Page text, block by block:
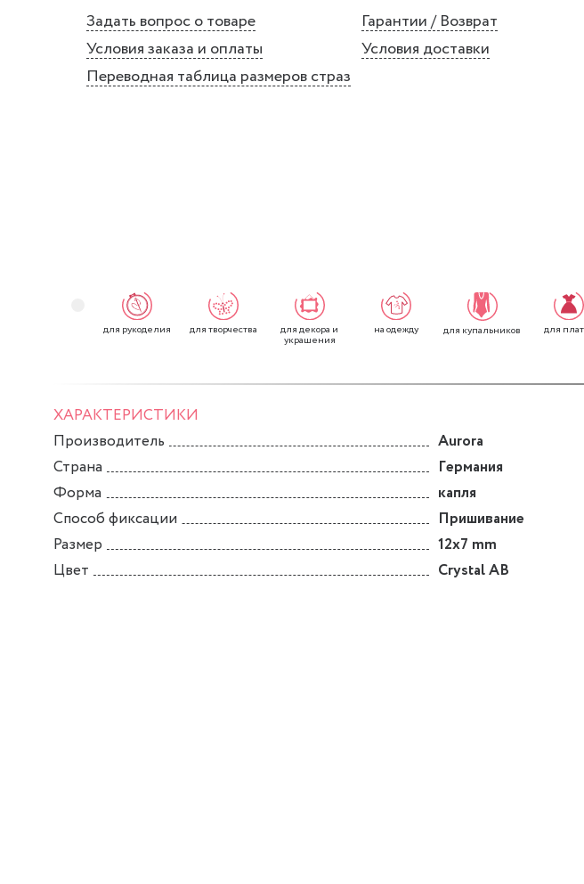
Задать вопрос о товаре
Гарантии / Возврат
Условия заказа и оплаты
Условия доставки
Переводная таблица размеров страз
для рукоделия для творчества для декора и
украшения
на одежду для купальников для
ХАРАКТЕРИСТИКИ
Производитель
Aurora
Страна
Германия
Форма
капля
Способ фиксации
Пришивание
Размер
12x7 mm
Цвет
Crystal AB